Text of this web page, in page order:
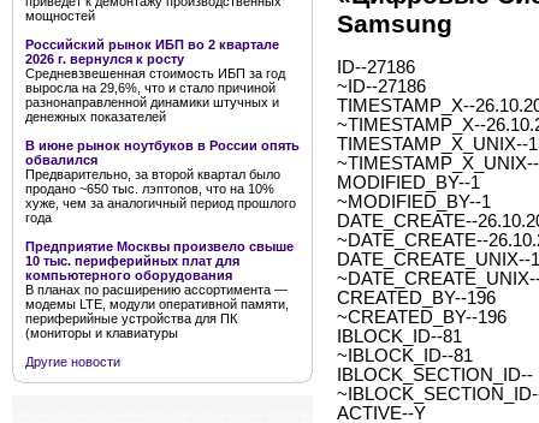
мощностей
Российский рынок ИБП во 2 квартале
2026 г. вернулся к росту
Средневзвешенная стоимость ИБП за год
выросла на 29,6%, что и стало причиной
разнонаправленной динамики штучных и
денежных показателей
В июне рынок ноутбуков в России опять
обвалился
Предварительно, за второй квартал было
продано ~650 тыс. лэптопов, что на 10%
хуже, чем за аналогичный период прошлого
года
Предприятие Москвы произвело свыше
10 тыс. периферийных плат для
компьютерного оборудования
В планах по расширению ассортимента —
модемы LTE, модули оперативной памяти,
периферийные устройства для ПК
(мониторы и клавиатуры
Другие новости
Samsung
ID--27186
~ID--27186
TIMESTAMP_X--
~TIMESTAMP_X--
TIMESTAMP_X_UNIX--
MODIFIED_BY--1
~MODIFIED_BY--1
DATE_CREATE--
~DATE_CREATE--
DATE_CREATE_UNIX--
CREATED_BY--196
~CREATED_BY--196
IBLOCK_ID--81
~IBLOCK_ID--81
IBLOCK_SECTION_ID--
ACTIVE--Y